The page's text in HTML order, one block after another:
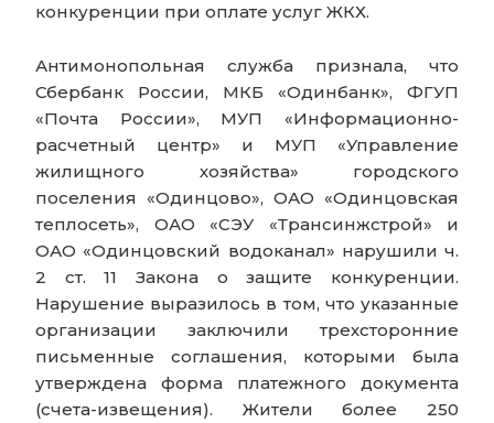
конкуренции при оплате услуг ЖКХ.
Антимонопольная служба признала, что
Сбербанк России, МКБ «Одинбанк», ФГУП
«Почта России», МУП «Информационно-
расчетный центр» и МУП «Управление
жилищного хозяйства» городского
поселения «Одинцово», ОАО «Одинцовская
теплосеть», ОАО «СЭУ «Трансинжстрой» и
ОАО «Одинцовский водоканал» нарушили ч.
2 ст. 11 Закона о защите конкуренции.
Нарушение выразилось в том, что указанные
организации заключили трехсторонние
письменные соглашения, которыми была
утверждена форма платежного документа
(счета-извещения). Жители более 250